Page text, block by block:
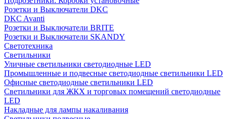
Розетки и Выключатели DKC
DKC Avanti
Розетки и Выключатели BRITE
Розетки и Выключатели SKANDY
Светотехника
Светильники
Уличные светильники светодиодные LED
Промышленные и подвесные светодиодные светильники LED
Офисные светодиодные светильники LED
Светильники для ЖКХ и торговых помещений светодиодные
LED
Накладные для лампы накаливания